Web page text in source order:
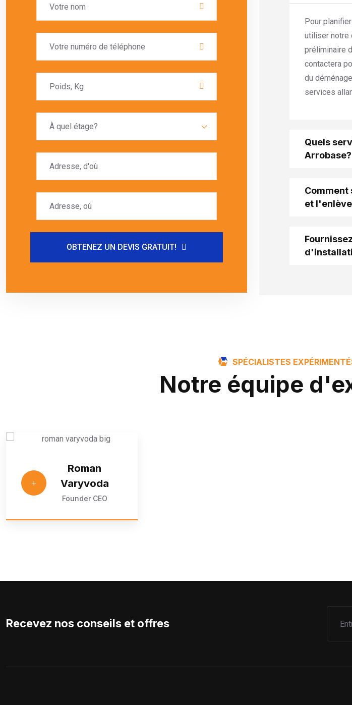
À quel étage?
OBTENEZ UN DEVIS GRATUIT!
Pour planifier
utiliser notre
préliminaire
contactera
du
services
Quels
Arrobase?
Comment
et
SPÉCIALISTES
Notre équipe
Roman
Varyvoda
Founder CEO
Recevez nos conseils et offres